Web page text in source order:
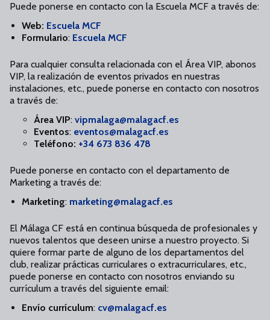
Puede ponerse en contacto con la Escuela MCF a través de:
Web: Escuela MCF
Formulario: Escuela MCF
Para cualquier consulta relacionada con el Área VIP, abonos
VIP, la realización de eventos privados en nuestras
instalaciones, etc., puede ponerse en contacto con nosotros
a través de:
Área VIP: vipmalaga@malagacf.es
Eventos: eventos@malagacf.es
Teléfono: +34 673 836 478
Puede ponerse en contacto con el departamento de
Marketing a través de:
Marketing: marketing@malagacf.es
El Málaga CF está en continua búsqueda de profesionales y
nuevos talentos que deseen unirse a nuestro proyecto. Si
quiere formar parte de alguno de los departamentos del
club, realizar prácticas curriculares o extracurriculares, etc.,
puede ponerse en contacto con nosotros enviando su
currículum a través del siguiente email:
Envío currículum: cv@malagacf.es